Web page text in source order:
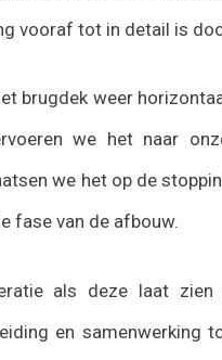
vooraf tot in detail is
brugdek weer
we het naar
we het op de
fase van de afbouw.
als deze laat zien
en samenwerking